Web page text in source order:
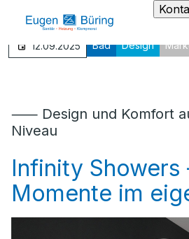
12.09.2025 Bad Design
⸺ Design und Komfort
Niveau
Infinity Showers
Momente im